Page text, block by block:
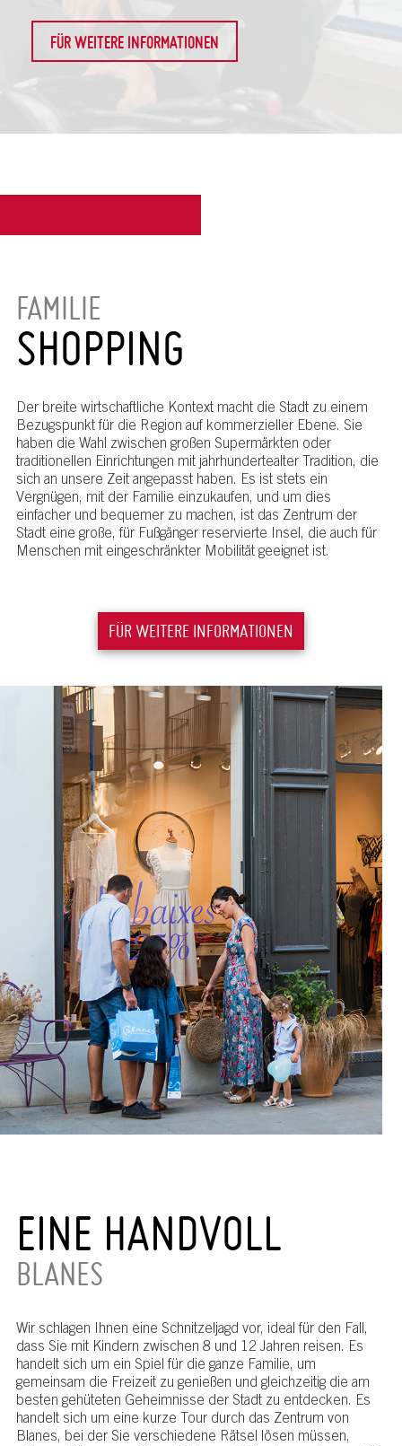
FÜR WEITERE INFORMATIONEN
FAMILIE
SHOPPING
Der breite wirtschaftliche Kontext macht die Stadt zu einem
Bezugspunkt für die Region auf kommerzieller Ebene. Sie
haben die Wahl zwischen großen Supermärkten oder
traditionellen Einrichtungen mit jahrhundertealter Tradition, die
sich an unsere Zeit angepasst haben. Es ist stets ein
Vergnügen, mit der Familie einzukaufen, und um dies
einfacher und bequemer zu machen, ist das Zentrum der
Stadt eine große, für Fußgänger reservierte Insel, die auch für
Menschen mit eingeschränkter Mobilität geeignet ist.
FÜR WEITERE INFORMATIONEN
EINE HANDVOLL
BLANES
Wir schlagen Ihnen eine Schnitzeljagd vor, ideal für den Fall,
dass Sie mit Kindern zwischen 8 und 12 Jahren reisen. Es
handelt sich um ein Spiel für die ganze Familie, um
gemeinsam die Freizeit zu genießen und gleichzeitig die am
besten gehüteten Geheimnisse der Stadt zu entdecken. Es
handelt sich um eine kurze Tour durch das Zentrum von
Blanes, bei der Sie verschiedene Rätsel lösen müssen,